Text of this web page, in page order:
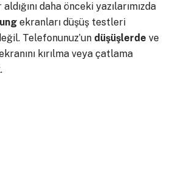
daha önceki yazılarımızda
ekranları düşüş testleri
Telefonunuz’un düşüşlerde ve
kırılma veya çatlama